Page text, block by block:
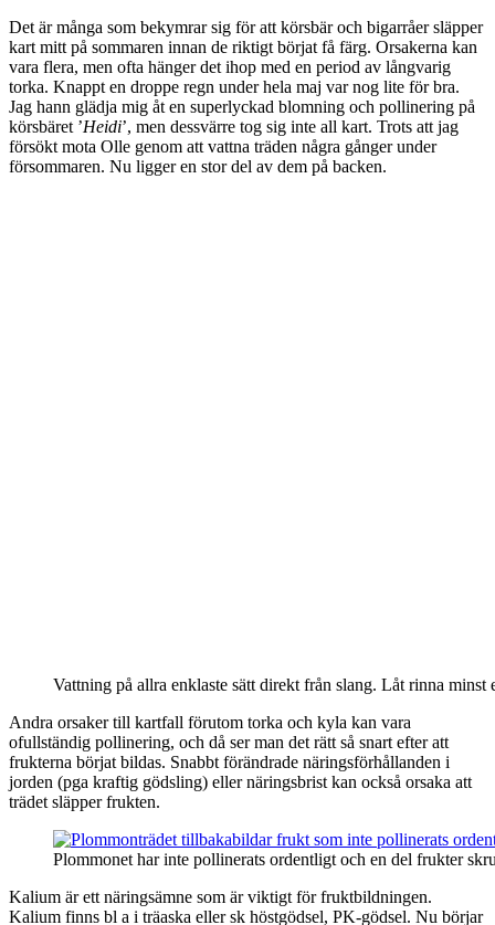
Det är många som bekymrar sig för att körsbär och bigarråer släpper
kart mitt på sommaren innan de riktigt börjat få färg. Orsakerna kan
vara flera, men ofta hänger det ihop med en period av långvarig
torka. Knappt en droppe regn under hela maj var nog lite för bra.
Jag hann glädja mig åt en superlyckad blomning och pollinering på
körsbäret ’Heidi’, men dessvärre tog sig inte all kart. Trots att jag
försökt mota Olle genom att vattna träden några gånger under
försommaren. Nu ligger en stor del av dem på backen.
Vattning på allra enklaste sätt direkt från slang. Låt rinna minst
Andra orsaker till kartfall förutom torka och kyla kan vara
ofullständig pollinering, och då ser man det rätt så snart efter att
frukterna börjat bildas. Snabbt förändrade näringsförhållanden i
jorden (pga kraftig gödsling) eller näringsbrist kan också orsaka att
trädet släpper frukten.
Plommonet har inte pollinerats ordentligt och en del frukter
Kalium är ett näringsämne som är viktigt för fruktbildningen.
Kalium finns bl a i träaska eller sk höstgödsel, PK-gödsel. Nu börjar